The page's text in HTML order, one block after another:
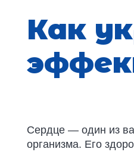
Как
Сердце — один из
организма. Его